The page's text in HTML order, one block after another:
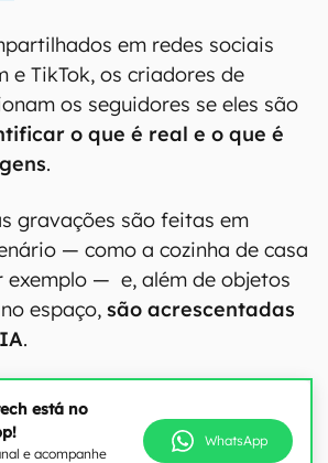
em redes sociais
e TikTok, os criadores de
os seguidores se eles são
o que é real e o que é
.
gravações são feitas em
— como a cozinha de casa
exemplo — e, além de objetos
espaço, são acrescentadas
.
está no
e acompanhe
WhatsApp